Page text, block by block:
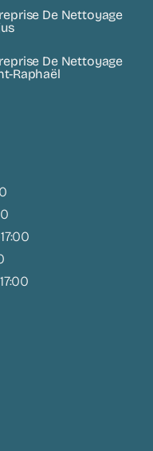
De Nettoyage
De Nettoyage
Raphaël